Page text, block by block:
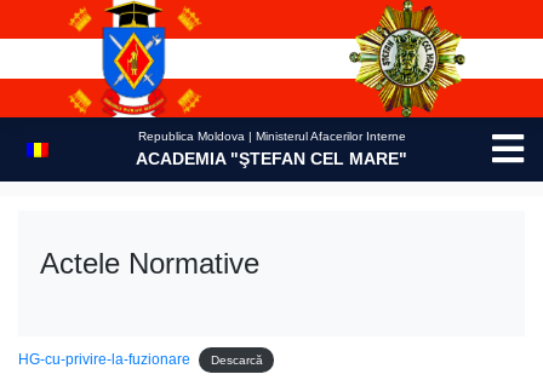
Republica Moldova | Ministerul Afacerilor Interne
ACADEMIA "ŞTEFAN CEL MARE"
Actele Normative
HG-cu-privire-la-fuzionare Descarcă